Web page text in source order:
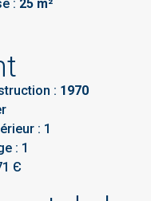
: 25 m²
: 1970
: 1
: 1
Є